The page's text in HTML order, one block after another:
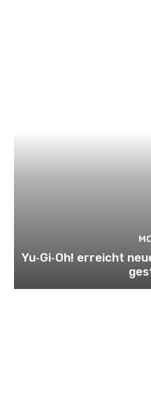
Yu‑Gi‑Oh! erreicht